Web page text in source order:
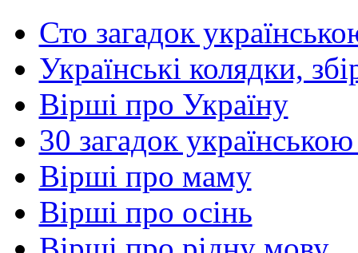
Сто загадок
Українські колядки,
Вірші про Україну
30 загадок
Вірші про маму
Вірші про осінь